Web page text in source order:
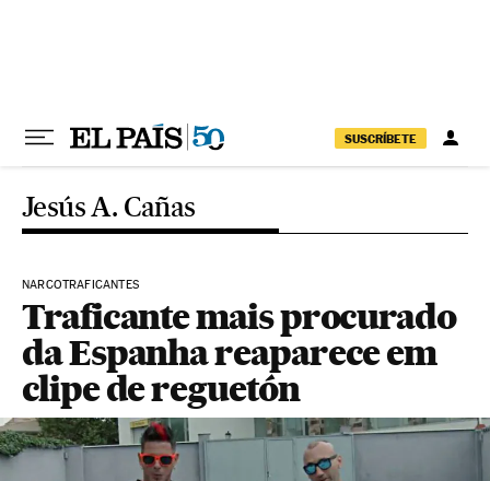
SUSCRÍBETE
Jesús A. Cañas
NARCOTRAFICANTES
Traficante mais procurado
da Espanha reaparece em
clipe de reguetón